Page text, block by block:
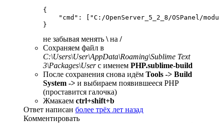
{
"cmd": ["C:/OpenServer_5_2_8/OSPanel/
}
не забывая менять \на /
Сохраняем файл в
C:\Users\User\AppData\Roaming\Sublime Text
3\Packages\Userс именем PHP.sublime-build
После сохранения снова идём Tools -> Build
System -> и выбираем появившееся PHP
(проставится галочка)
Жмакаем ctrl+shift+b
Ответ написан более трёх лет назад
Комментировать